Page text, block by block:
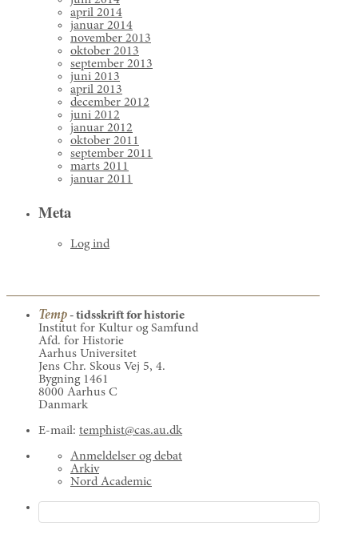
april 2014
januar 2014
november 2013
oktober 2013
september 2013
juni 2013
april 2013
december 2012
juni 2012
januar 2012
oktober 2011
september 2011
marts 2011
januar 2011
Meta
Log ind
Temp- tidsskrift for historie
Institut for Kultur og Samfund
Afd. for Historie
Aarhus Universitet
Jens Chr. Skous Vej 5, 4.
Bygning 1461
8000 Aarhus C
Danmark
E-mail: temphist@cas.au.dk
Anmeldelser og debat
Arkiv
Nord Academic